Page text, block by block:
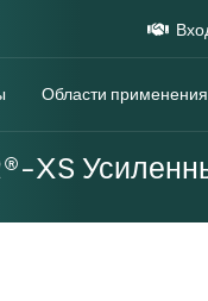
Области применения
XS